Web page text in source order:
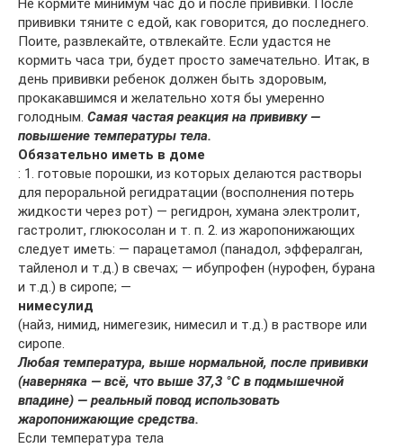
Не кормите минимум час до и после прививки. После
прививки тяните с едой, как говорится, до последнего.
Поите, развлекайте, отвлекайте. Если удастся не
кормить часа три, будет просто замечательно. Итак, в
день прививки ребенок должен быть здоровым,
прокакавшимся и желательно хотя бы умеренно
голодным. Самая частая реакция на прививку —
повышение температуры тела.
Обязательно иметь в доме
: 1. готовые порошки, из которых делаются растворы
для пероральной регидратации (восполнения потерь
жидкости через рот) — регидрон, хумана электролит,
гастролит, глюкосолан и т. п. 2. из жаропонижающих
следует иметь: — парацетамол (панадол, эффералган,
тайленол и т.д.) в свечах; — ибупрофен (нурофен, бурана
и т.д.) в сиропе; —
нимесулид
(найз, нимид, нимегезик, нимесил и т.д.) в растворе или
сиропе.
Любая температура, выше нормальной, после прививки
(наверняка — всё, что выше 37,3 °С в подмышечной
впадине) — реальный повод использовать
жаропонижающие средства.
Если температура тела